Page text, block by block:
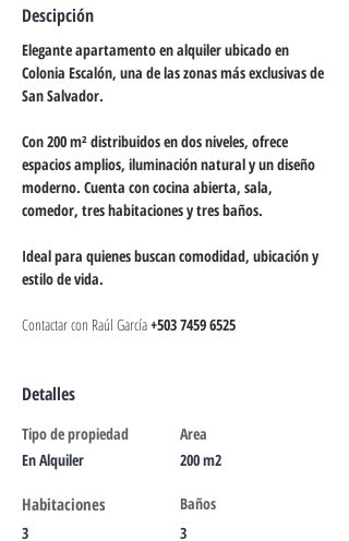
Descipción
Elegante apartamento en alquiler ubicado en
Colonia Escalón, una de las zonas más exclusivas de
San Salvador.
Con 200 m² distribuidos en dos niveles, ofrece
espacios amplios, iluminación natural y un diseño
moderno. Cuenta con cocina abierta, sala,
comedor, tres habitaciones y tres baños.
Ideal para quienes buscan comodidad, ubicación y
estilo de vida.
Contactar con Raúl García +503 7459 6525
Detalles
Tipo de propiedad
En Alquiler
Habitaciones
3
Area
200 m2
Baños
3